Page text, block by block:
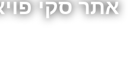
אתר סקי